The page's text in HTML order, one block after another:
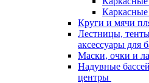
Круги и мячи
Лестницы,
аксессуары для
Маски, очки и
Надувные
центры